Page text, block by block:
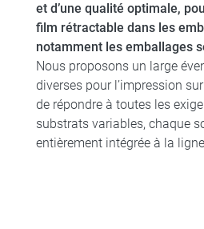
et d’une qualité optimale,
film rétractable dans les
notamment les emballages
Nous proposons un large
diverses pour l’impression
de répondre à toutes les
substrats variables, chaque
entièrement intégrée à la